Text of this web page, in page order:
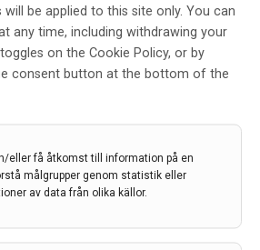
be applied to this site only. You can
any time, including withdrawing your
on the Cookie Policy, or by
consent button at the bottom of the
eller få åtkomst till information på en
målgrupper genom statistik eller
av data från olika källor.